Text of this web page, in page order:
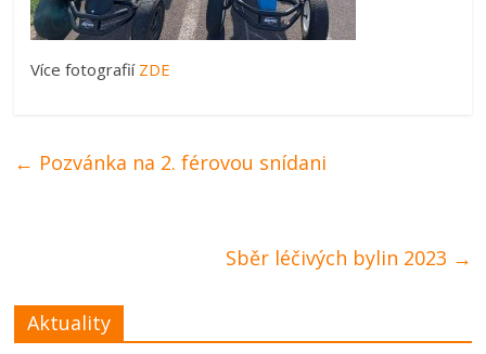
Více fotografií ZDE
← Pozvánka na 2. férovou snídani
Sběr léčivých bylin 2023 →
Aktuality